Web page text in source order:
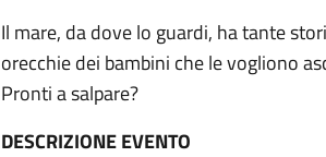
Il mare, da dove lo guardi, ha tante
orecchie dei bambini che le vogliono
Pronti a salpare?
DESCRIZIONE EVENTO